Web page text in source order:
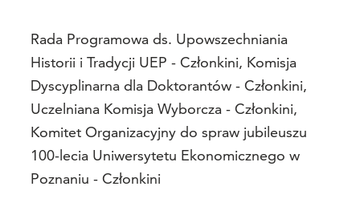
Rada Programowa ds. Upowszechniania
Historii i Tradycji UEP - Członkini, Komisja
Dyscyplinarna dla Doktorantów - Członkini,
Uczelniana Komisja Wyborcza - Członkini,
Komitet Organizacyjny do spraw jubileuszu
100-lecia Uniwersytetu Ekonomicznego w
Poznaniu - Członkini